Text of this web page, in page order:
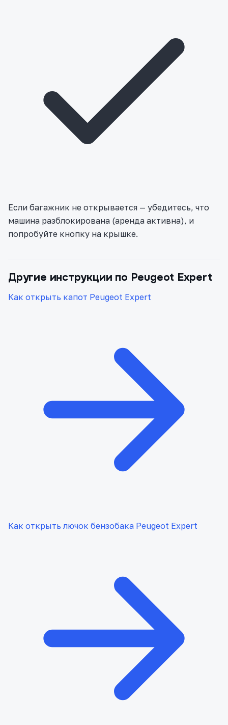
Если багажник не открывается — убедитесь, что
машина разблокирована (аренда активна), и
попробуйте кнопку на крышке.
Другие инструкции по Peugeot Expert
Как открыть капот Peugeot Expert
Как открыть лючок бензобака Peugeot Expert